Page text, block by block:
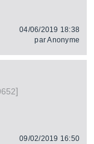
04/06/2019 18:38
parAnonyme
]
09/02/2019 16:50